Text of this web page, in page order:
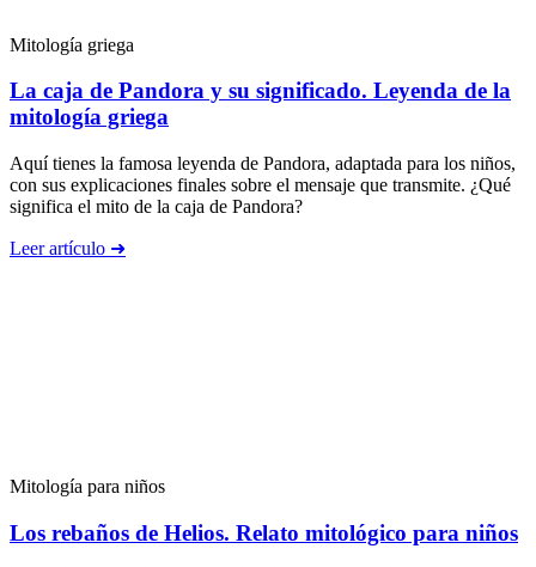
Mitología griega
La caja de Pandora y su significado. Leyenda de la
mitología griega
Aquí tienes la famosa leyenda de Pandora, adaptada para los niños,
con sus explicaciones finales sobre el mensaje que transmite. ¿Qué
significa el mito de la caja de Pandora?
Leer artículo ➜
Mitología para niños
Los rebaños de Helios. Relato mitológico para niños